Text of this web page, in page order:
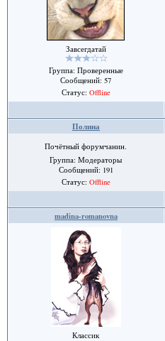
Завсегдатай
Группа: Проверенные
Сообщений:57
Статус: Offline
Полина
Почётный форумчанин.
Группа: Модераторы
Сообщений: 191
Статус: Offline
madina-romanovna
Классик